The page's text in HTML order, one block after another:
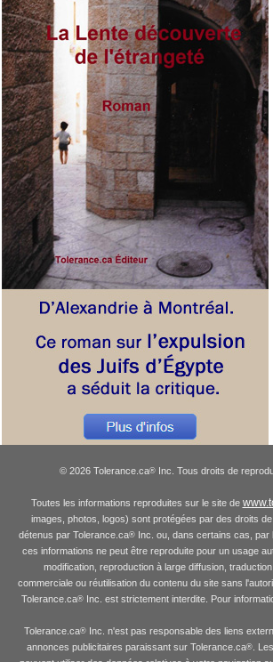
© 2026 Tolerance.ca®Inc. Tous droits de
Toutes les informations reproduites sur le site de
images, photos, logos) sont protégées par des droits
détenus par Tolerance.ca® Inc. ou, dans certains cas,
ces informations ne peut être reproduite pour un usage
modification, reproduction à large diffusion,
commerciale ou réutilisation du contenu du site sans
Tolerance.ca® Inc. est strictement interdite. Pour
Tolerance.ca® Inc. n'est pas responsable des liens
annonces publicitaires paraissant sur Tolerance.ca®.